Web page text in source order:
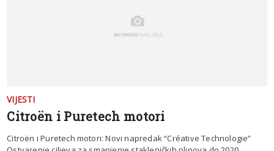
VIJESTI
Citroën i Puretech motori
Citroën i Puretech motori: Novi napredak “Créative Technologie”